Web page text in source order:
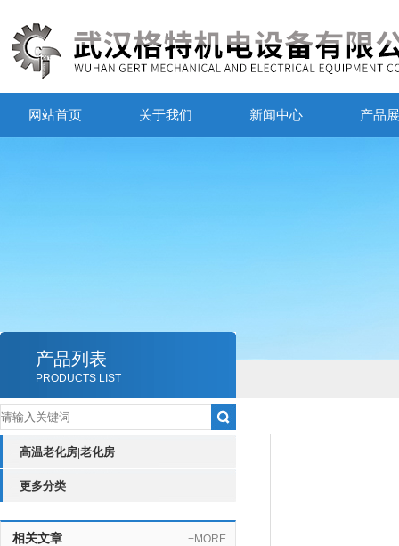
网站首页 关于我们 新闻中心 产品
产品列表
PRODUCTS LIST
高温老化房|老化房
更多分类
相关文章 +MORE